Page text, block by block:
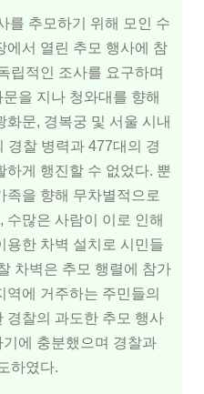
를 추모하기 위해 모인 수
에서 열린 추모 행사에 참
립적인 조사를 요구하며
을 지나 청와대를 향해
문, 경복궁 및 서울 시내
경찰 병력과 477대의 경
하게 행진할 수 없었다. 뿐
족을 향해 무차별적으로
수많은 사람이 이로 인해
용한 차벽 설치로 시민들
차벽은 추모 행렬에 참가
에 거주하는 주민들의
경찰의 과도한 추모 행사
에 충분했으며 경찰과
하였다.